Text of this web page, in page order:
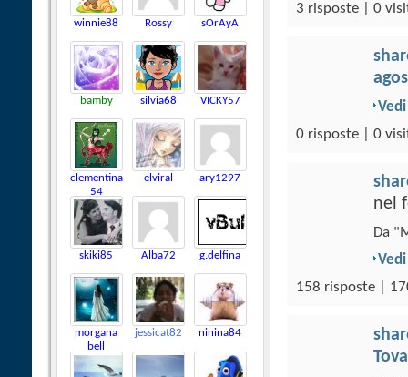
winnie88 Rossy sOrAyA
bamby silvia68 VICKY57
clementina
54
elviral ary1297
skiki85 Alba72 g.delfina
morgana
bell
jessicat82 ninina84
3 risposte | 0
0 risposte | 0
nel
Da
158 risposte |